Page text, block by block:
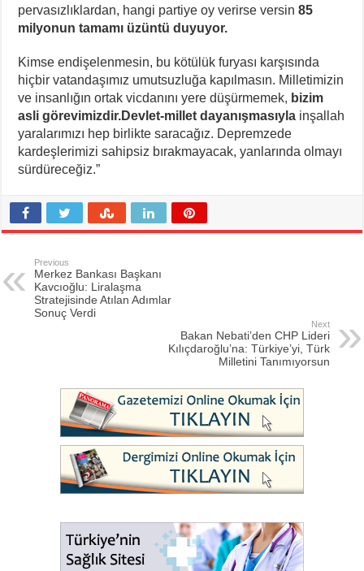
pervasızlıklardan, hangi partiye oy verirse versin85
milyonun tamamı üzüntü duyuyor.
Kimse endişelenmesin, bu kötülük furyası karşısında
hiçbir vatandaşımız umutsuzluğa kapılmasın. Milletimizin
ve insanlığın ortak vicdanını yere düşürmemek, bizim
asli görevimizdir.Devlet-millet dayanışmasıyla inşallah
yaralarımızı hep birlikte saracağız. Depremzede
kardeşlerimizi sahipsiz bırakmayacak, yanlarında olmayı
sürdüreceğiz.”
Previous
Merkez Bankası Başkanı
Kavcıoğlu: Liralaşma
Stratejisinde Atılan Adımlar
Sonuç Verdi
Next
Bakan Nebati’den CHP Lideri
Kılıçdaroğlu’na: Türkiye’yi, Türk
Milletini Tanımıyorsun